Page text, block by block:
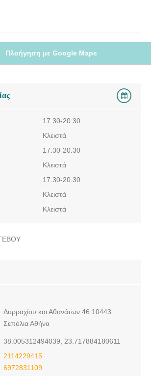
Πλοήγηση με Google Maps
17.30-20.30
Κλειστά
17.30-20.30
Κλειστά
17.30-20.30
Κλειστά
Κλειστά
Δυρραχίου και Αθανάτων 46 10443
Σεπόλια Αθήνα
38.005312494039, 23.717884180611
2114229415
6972831109